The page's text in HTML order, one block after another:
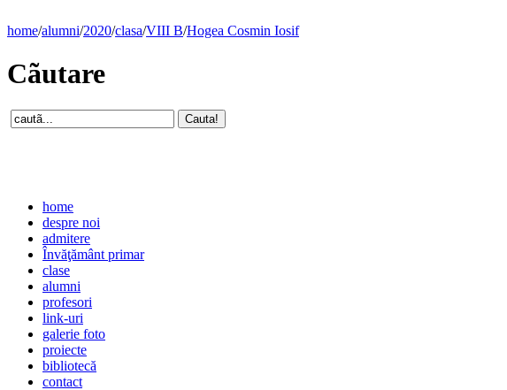
home/alumni/2020/clasa/VIII B/Hogea Cosmin Iosif
Cãutare
home
despre noi
admitere
Învăţământ primar
clase
alumni
profesori
link-uri
galerie foto
proiecte
bibliotecă
contact